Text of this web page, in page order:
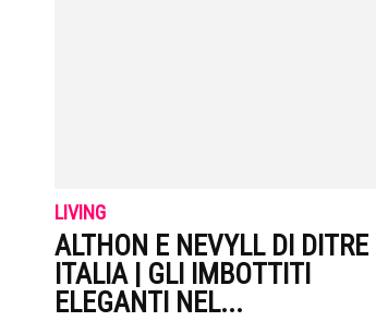
LIVING
ALTHON E NEVYLL DI DITRE
ITALIA | GLI IMBOTTITI
ELEGANTI NEL...